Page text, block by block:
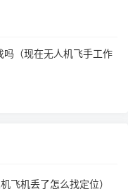
（现在无人机飞手工作
飞机丢了怎么找定位）